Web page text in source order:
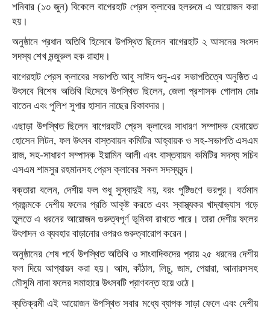
শনিবার (১৩ জুন) বিকেলে বাগেরহাট প্রেস ক্লাবের হলরুমে এ আয়োজন করা
হয়।
অনুষ্ঠানে প্রধান অতিথি হিসেবে উপস্থিত ছিলেন বাগেরহাট ২ আসনের সংসদ
সদস্য শেখ মন্জুরুল হক রাহাদ।
বাগেরহাট প্রেস ক্লাবের সভাপতি আবু সাঈদ শুনু-এর সভাপতিত্বে অনুষ্ঠিত এ
উৎসবে বিশেষ অতিথি হিসেবে উপস্থিত ছিলেন, জেলা প্রশাসক গোলাম মোঃ
বাতেন এবং পুলিশ সুপার হাসান নাছের রিকাবদার।
এছাড়া উপস্থিত ছিলেন বাগেরহাট প্রেস ক্লাবের সাধারণ সম্পাদক হেদায়েত
হোসেন লিটন, ফল উৎসব বাস্তবায়ন কমিটির আহ্বায়ক ও সহ-সভাপতি এসএম
রাজ, সহ-সাধারণ সম্পাদক ইয়ামিন আলী এবং বাস্তবায়ন কমিটির সদস্য সচিব
এসএম শামসুর রহমানসহ প্রেস ক্লাবের সকল সদস্যবৃন্দ।
বক্তারা বলেন, দেশীয় ফল শুধু সুস্বাদুই নয়, বরং পুষ্টিগুণে ভরপুর। বর্তমান
প্রজন্মকে দেশীয় ফলের প্রতি আকৃষ্ট করতে এবং স্বাস্থ্যকর খাদ্যাভ্যাস গড়ে
তুলতে এ ধরনের আয়োজন গুরুত্বপূর্ণ ভূমিকা রাখতে পারে। তারা দেশীয় ফলের
উৎপাদন ও ব্যবহার বাড়ানোর ওপরও গুরুত্বারোপ করেন।
অনুষ্ঠানের শেষ পর্বে উপস্থিত অতিথি ও সাংবাদিকদের প্রায় ২৫ ধরনের দেশীয়
ফল দিয়ে আপ্যায়ন করা হয়। আম, কাঁঠাল, লিচু, জাম, পেয়ারা, আনারসসহ
মৌসুমি নানা ফলের সমাহারে উৎসবটি প্রাণবন্ত হয়ে ওঠে।
ব্যতিক্রমী এই আয়োজন উপস্থিত সবার মধ্যে ব্যাপক সাড়া ফেলে এবং দেশীয়